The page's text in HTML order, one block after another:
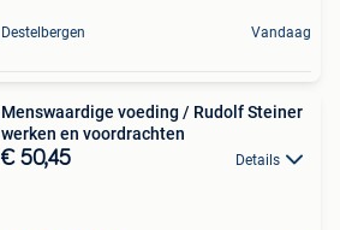
Destelbergen Vandaag
Menswaardige voeding / Rudolf Steiner
werken en voordrachten
€ 50,45 Details